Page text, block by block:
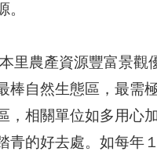
。
本里農產資源豐富景觀
棒自然生態區，最需
，相關單位如多用心
青的好去處。如每年